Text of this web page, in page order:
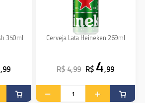
350ml
,99
Cerveja Lata Heineken 269ml
R$ 4,99 R$ 4,99